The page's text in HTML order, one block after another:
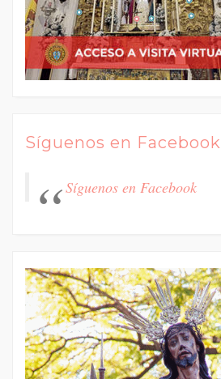
Síguenos en Facebook
Síguenos en Facebook